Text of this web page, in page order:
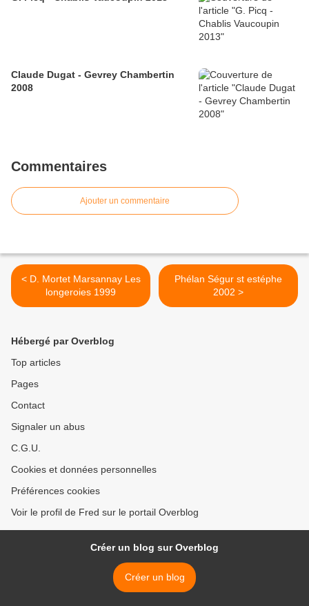
Claude Dugat - Gevrey Chambertin
2008
Commentaires
Ajouter un commentaire
< D. Mortet Marsannay Les
longeroies 1999
Phélan Ségur st estéphe
2002 >
Hébergé par Overblog
Top articles
Pages
Contact
Signaler un abus
C.G.U.
Cookies et données personnelles
Préférences cookies
Voir le profil de Fred sur le portail Overblog
Créer un blog sur Overblog
Créer un blog